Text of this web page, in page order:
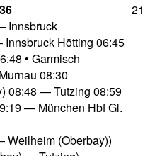
Innsbruck
Hötting 06:45
• Garmisch
08:30
08:48 — Tutzing 08:59
— München Hbf Gl.
Weilheim (Oberbay))
21